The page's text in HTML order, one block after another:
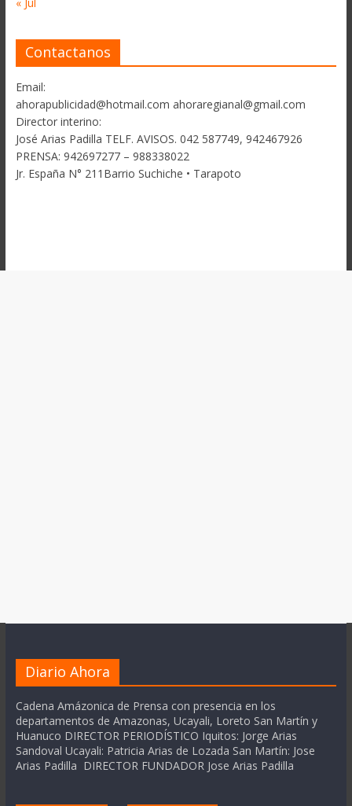
Contactanos
Email:
ahorapublicidad@hotmail.com ahoraregianal@gmail.com
Director interino:
José Arias Padilla TELF. AVISOS. 042 587749, 942467926
PRENSA: 942697277 – 988338022
Jr. España N° 211Barrio Suchiche • Tarapoto
Diario Ahora
Cadena Amázonica de Prensa con presencia en los
departamentos de Amazonas, Ucayali, Loreto San Martín y
Huanuco DIRECTOR PERIODÍSTICO Iquitos: Jorge Arias
Sandoval Ucayali: Patricia Arias de Lozada San Martín: Jose
Arias Padilla DIRECTOR FUNDADOR Jose Arias Padilla